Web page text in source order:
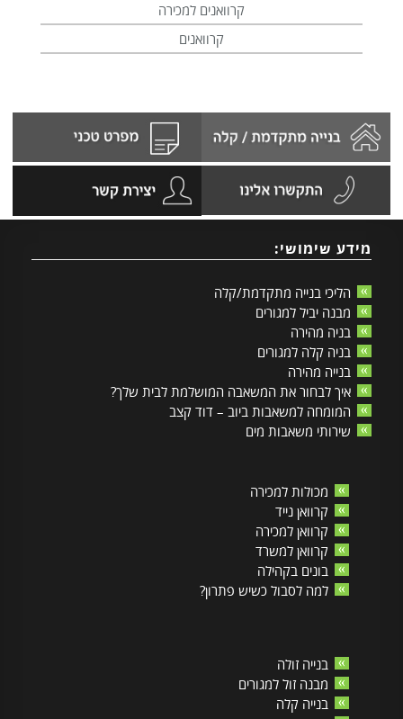
קרוואנים למכירה
קרוואנים
מידע שימושי:
הליכי בנייה מתקדמת/קלה
מבנה יביל למגורים
בניה מהירה
בניה קלה למגורים
בנייה מהירה
איך לבחור את המשאבה המושלמת לבית שלך?
המומחה למשאבות ביוב – דוד קצב
שירותי משאבות מים
מכולות למכירה
קרוואן נייד
קרוואן למכירה
קרוואן למשרד
בונים בקהילה
למה לסבול כשיש פתרון?
בנייה זולה
מבנה זול למגורים
בנייה קלה